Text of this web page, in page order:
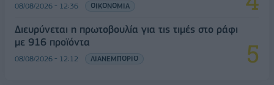
08/08/2026 - 12:36 ΟΙΚΟΝΟΜΙΑ
Διευρύνεται η πρωτοβουλία για τις τιμές στο ράφι
με 916 προϊόντα
08/08/2026 - 12:12 ΛΙΑΝΕΜΠΟΡΙΟ